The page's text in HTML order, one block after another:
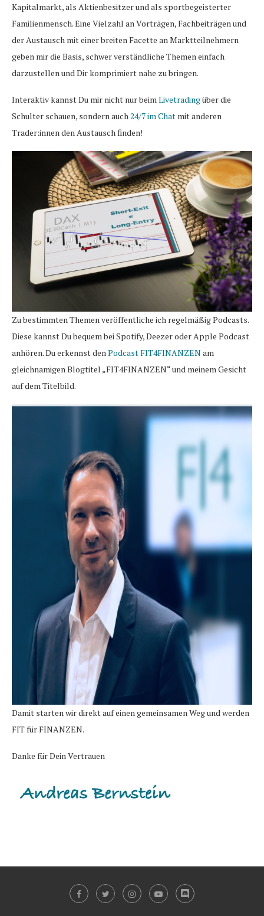
Kapitalmarkt, als Aktienbesitzer und als sportbegeisterter
Familienmensch. Eine Vielzahl an Vorträgen, Fachbeiträgen und
der Austausch mit einer breiten Facette an Marktteilnehmern
geben mir die Basis, schwer verständliche Themen einfach
darzustellen und Dir komprimiert nahe zu bringen.
Interaktiv kannst Du mir nicht nur beim Livetradingüber die
Schulter schauen, sondern auch 24/7 im Chat mit anderen
Trader:innen den Austausch finden!
Zu bestimmten Themen veröffentliche ich regelmäßig Podcasts.
Diese kannst Du bequem bei Spotify, Deezer oder Apple Podcast
anhören. Du erkennst den Podcast FIT4FINANZENam
gleichnamigen Blogtitel „FIT4FINANZEN“ und meinem Gesicht
auf dem Titelbild.
Damit starten wir direkt auf einen gemeinsamen Weg und werden
FIT für FINANZEN.
Danke für Dein Vertrauen